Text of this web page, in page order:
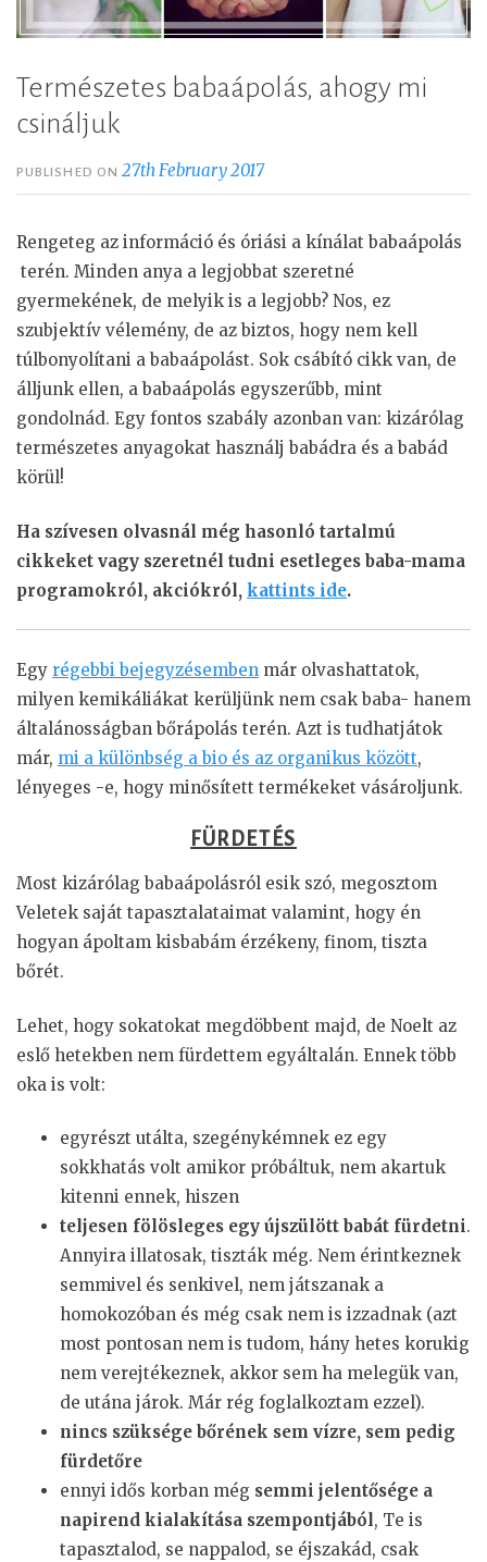
Természetes babaápolás, ahogy mi
csináljuk
PUBLISHED ON27th February 2017
Rengeteg az információ és óriási a kínálat babaápolás
terén. Minden anya a legjobbat szeretné
gyermekének, de melyik is a legjobb? Nos, ez
szubjektív vélemény, de az biztos, hogy nem kell
túlbonyolítani a babaápolást. Sok csábító cikk van, de
álljunk ellen, a babaápolás egyszerűbb, mint
gondolnád. Egy fontos szabály azonban van: kizárólag
természetes anyagokat használj babádra és a babád
körül!
Ha szívesen olvasnál még hasonló tartalmú
cikkeket vagy szeretnél tudni esetleges baba-mama
programokról, akciókról, kattints ide.
Egy régebbi bejegyzésemben már olvashattatok,
milyen kemikáliákat kerüljünk nem csak baba- hanem
általánosságban bőrápolás terén. Azt is tudhatjátok
már, mi a különbség a bio és az organikus között,
lényeges -e, hogy minősített termékeket vásároljunk.
FÜRDETÉS
Most kizárólag babaápolásról esik szó, megosztom
Veletek saját tapasztalataimat valamint, hogy én
hogyan ápoltam kisbabám érzékeny, finom, tiszta
bőrét.
Lehet, hogy sokatokat megdöbbent majd, de Noelt az
eslő hetekben nem fürdettem egyáltalán. Ennek több
oka is volt:
egyrészt utálta, szegénykémnek ez egy
sokkhatás volt amikor próbáltuk, nem akartuk
kitenni ennek, hiszen
teljesen fölösleges egy újszülött babát fürdetni.
Annyira illatosak, tiszták még. Nem érintkeznek
semmivel és senkivel, nem játszanak a
homokozóban és még csak nem is izzadnak (azt
most pontosan nem is tudom, hány hetes korukig
nem verejtékeznek, akkor sem ha melegük van,
de utána járok. Már rég foglalkoztam ezzel).
nincs szüksége bőrének sem vízre, sem pedig
fürdetőre
ennyi idős korban még semmi jelentősége a
napirend kialakítása szempontjából, Te is
tapasztalod, se nappalod, se éjszakád, csak